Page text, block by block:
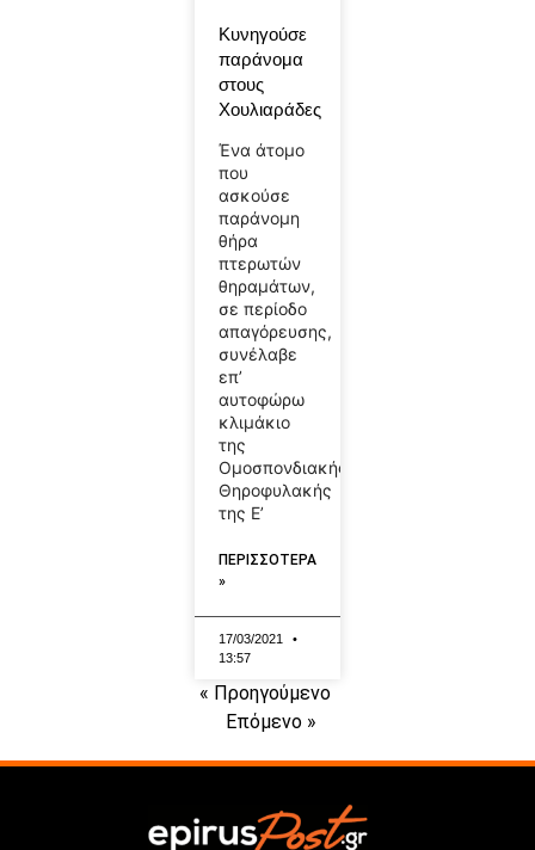
Κυνηγούσε
παράνομα
στους
Χουλιαράδες
Ένα άτομο
που
ασκούσε
παράνομη
θήρα
πτερωτών
θηραμάτων,
σε περίοδο
απαγόρευσης,
συνέλαβε
επ’
αυτοφώρω
κλιμάκιο
της
Ομοσπονδιακής
Θηροφυλακής
της Ε’
ΠΕΡΙΣΣΟΤΕΡΑ
»
17/03/2021
13:57
« Προηγούμενο
Επόμενο »